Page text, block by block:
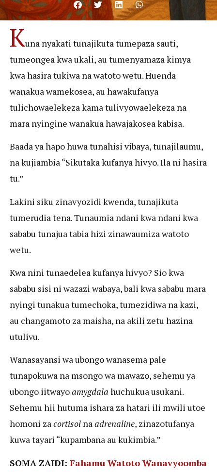
Kuna nyakati tunajikuta tumepaza sauti,
tumeongea kwa ukali, au tumenyamaza kimya
kwa hasira tukiwa na watoto wetu. Huenda
wanakua wamekosea, au hawakufanya
tulichowaelekeza kama tulivyowaelekeza na
mara nyingine wanakua hawajakosea kabisa.
Baada ya hapo huwa tunahisi vibaya, tunajilaumu,
na kujiambia “Sikutaka kufanya hivyo. Ila ni hasira
tu.”
Lakini siku zinavyozidi kwenda, tunajikuta
tumerudia tena. Tunaumia ndani kwa ndani kwa
sababu tunajua tabia hizi zinawaumiza watoto
wetu.
Kwa nini tunaedelea kufanya hivyo? Sio kwa
sababu sisi ni wazazi wabaya, bali kwa sababu mara
nyingi tunakua tumechoka, tumezidiwa na kazi,
au changamoto za maisha, na akili zetu hazina
utulivu.
Wanasayansi wa ubongo wanasema pale
tunapokuwa na msongo wa mawazo, sehemu ya
ubongo iitwayoamygdala huchukua usukani.
Sehemu hii hutuma ishara za hatari ili mwili utoe
homoni zacortisol naadrenaline, zinazotufanya
kuwa tayari “kupambana au kukimbia.”
SOMA ZAIDI: Fahamu Watoto Wanavyoomba